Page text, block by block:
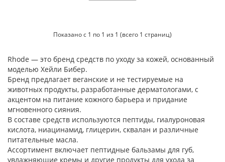
Показано с 1 по 1 из 1 (всего 1 страниц)
Rhode — это бренд средств по уходу за кожей, основанный
моделью Хейли Бибер.
Бренд предлагает веганские и не тестируемые на
животных продукты, разработанные дерматологами, с
акцентом на питание кожного барьера и придание
мгновенного сияния.
В составе средств используются пептиды, гиалуроновая
кислота, ниацинамид, глицерин, сквалан и различные
питательные масла.
Ассортимент включает пептидные бальзамы для губ,
увлажняющие кремы и другие продукты для ухода за